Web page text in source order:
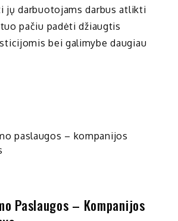
jų darbuotojams darbus atlikti
pačiu padėti džiaugtis
bei galimybe daugiau
Paslaugos – Kompanijos